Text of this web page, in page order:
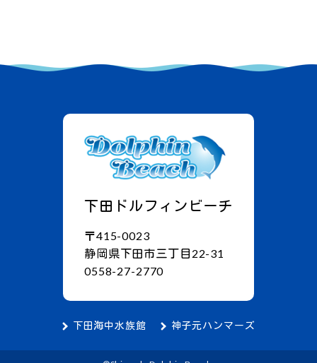
下田ドルフィンビーチ
〒415-0023
静岡県下田市三丁目22-31
0558-27-2770
下田海中水族館 神子元ハンマーズ